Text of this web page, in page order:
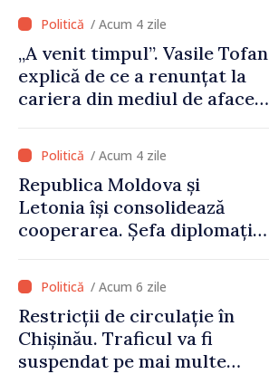
„Acest război trebuie să
înceteze”/ Acum 4 zile
„A venit timpul”. Vasile Tofan
explică de ce a renunțat la
cariera din mediul de afaceri
premier. Ce crede Igor
Grosu despre noul șef al
Guvernului
/ Acum 4 zile
Republica Moldova și
Letonia își consolidează
cooperarea. Șefa diplomației
/ Acum 6 zile
Restricții de circulație în
Chișinău. Traficul va fi
suspendat pe mai multe